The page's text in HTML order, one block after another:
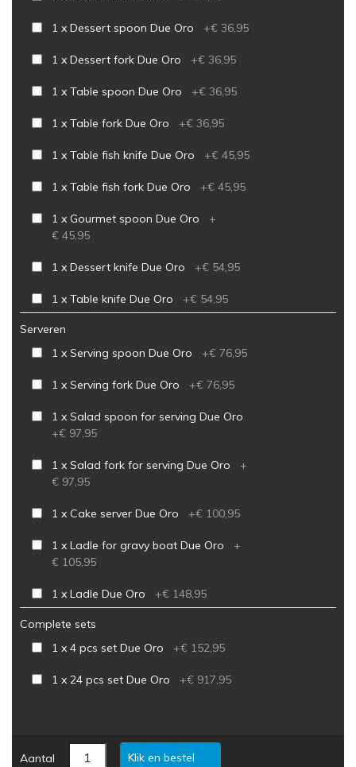
1 x Dessert spoon Due Oro +€ 36,95
1 x Dessert fork Due Oro +€ 36,95
1 x Table spoon Due Oro +€ 36,95
1 x Table fork Due Oro +€ 36,95
1 x Table fish knife Due Oro +€ 45,95
1 x Table fish fork Due Oro +€ 45,95
1 x Gourmet spoon Due Oro +
€ 45,95
1 x Dessert knife Due Oro +€ 54,95
1 x Table knife Due Oro +€ 54,95
Serveren
1 x Serving spoon Due Oro +€ 76,95
1 x Serving fork Due Oro +€ 76,95
1 x Salad spoon for serving Due Oro
+€ 97,95
1 x Salad fork for serving Due Oro +
€ 97,95
1 x Cake server Due Oro +€ 100,95
1 x Ladle for gravy boat Due Oro +
€ 105,95
1 x Ladle Due Oro +€ 148,95
Complete sets
1 x 4 pcs set Due Oro +€ 152,95
1 x 24 pcs set Due Oro +€ 917,95
Aantal Klik en bestel